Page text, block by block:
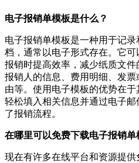
电子报销单模板是什么？
电子报销单模板是一种用于记
档，通常以电子形式存在。它
报销时提高效率，减少纸质文
报销人的信息、费用明细、发
由等。使用电子模板的优势在
轻松填入相关信息并通过电子
了报销流程。
在哪里可以免费下载电子报销单
现在有许多在线平台和资源提供